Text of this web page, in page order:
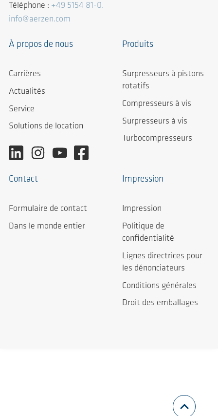
Téléphone : +49 5154 81-0.
info@aerzen.com
À propos de nous
Carrières
Actualités
Service
Solutions de location
Produits
Surpresseurs à pistons
rotatifs
Compresseurs à vis
Surpresseurs à vis
Turbocompresseurs
Contact
Formulaire de contact
Dans le monde entier
Impression
Impression
Politique de
confidentialité
Lignes directrices pour
les dénonciateurs
Conditions générales
Droit des emballages